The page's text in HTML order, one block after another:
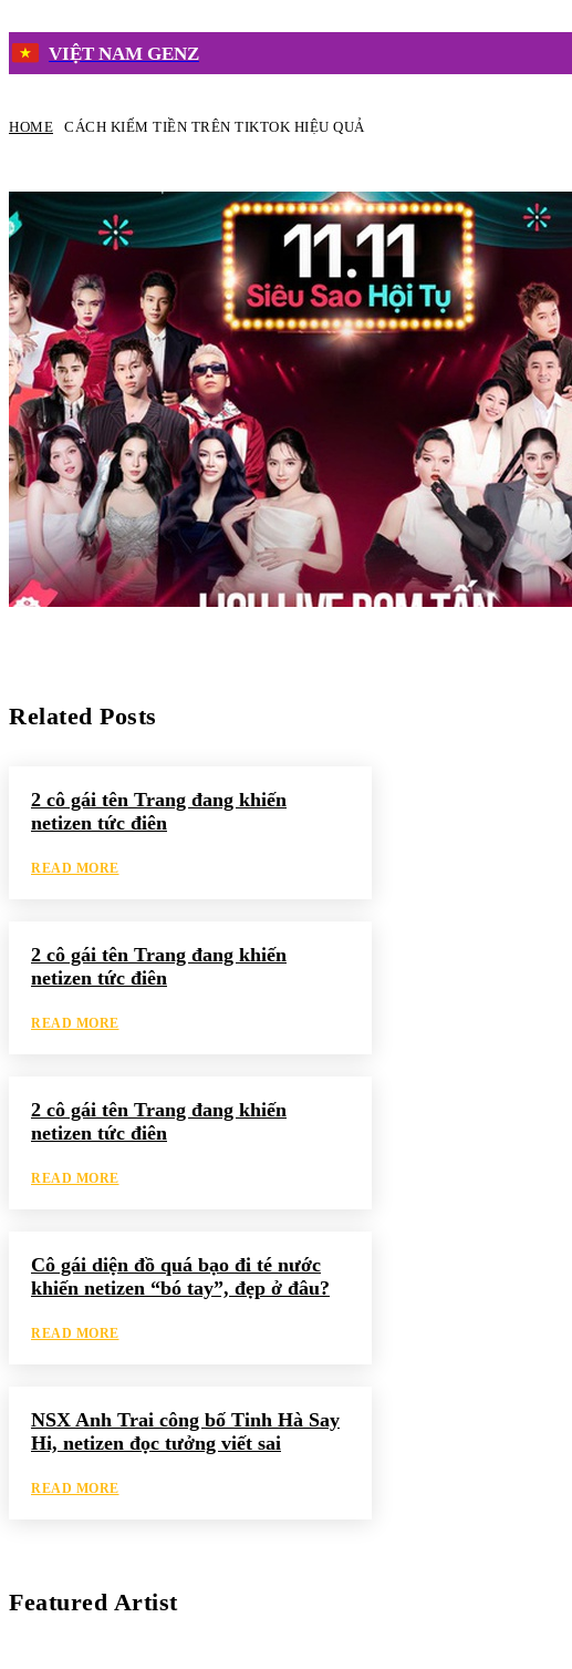
VIỆT NAM GENZ
HOME CÁCH KIẾM TIỀN TRÊN TIKTOK HIỆU QUẢ
Related Posts
2 cô gái tên Trang đang khiến
netizen tức điên
READ MORE
2 cô gái tên Trang đang khiến
netizen tức điên
READ MORE
2 cô gái tên Trang đang khiến
netizen tức điên
READ MORE
Cô gái diện đồ quá bạo đi té nước
khiến netizen “bó tay”, đẹp ở đâu?
READ MORE
NSX Anh Trai công bố Tinh Hà Say
Hi, netizen đọc tưởng viết sai
READ MORE
Featured Artist